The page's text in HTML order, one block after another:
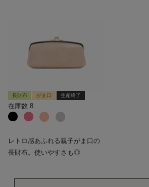
長財布 がま口 生産終了
在庫数 8
レトロ感あふれる親子がま口の
長財布。使いやすさも◎